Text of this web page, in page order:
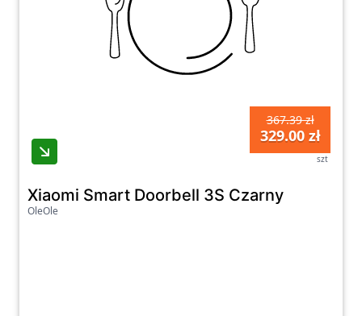
367.39 zł
329.00 zł
szt
Xiaomi Smart Doorbell 3S Czarny
OleOle